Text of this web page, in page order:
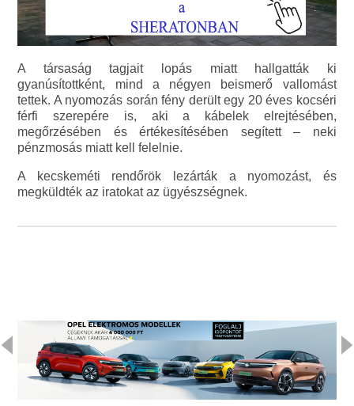
A társaság tagjait lopás miatt hallgatták ki
gyanúsítottként, mind a négyen beismerő vallomást
tettek. A nyomozás során fény derült egy 20 éves kocséri
férfi szerepére is, aki a kábelek elrejtésében,
megőrzésében és értékesítésében segített – neki
pénzmosás miatt kell felelnie.
A kecskeméti rendőrök lezárták a nyomozást, és
megküldték az iratokat az ügyészségnek.